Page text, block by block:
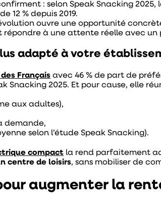
: selon Speak Snacking 2025,
12 % depuis 2019.
ouvre une opportunité
répondre à une attente réelle avec
adapté à votre
Français avec 46 % de part de
Snacking 2025. Et pour cause, elle
aux adultes),
demande,
selon l’étude Speak Snacking).
compact la rend parfaitement
centre de loisirs, sans mobiliser de
augmenter la